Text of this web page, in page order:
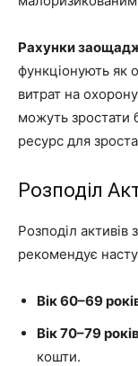
Рахунки
функціонують як
витрат на
можуть зростати
ресурс для
Розподіл
Розподіл активів
рекомендує
Вік 60–69
Вік 70–79
кошти.